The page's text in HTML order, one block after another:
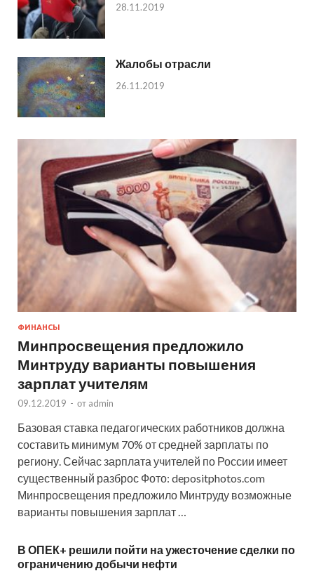
28.11.2019
Жалобы отрасли
26.11.2019
ФИНАНСЫ
Минпросвещения предложило
Минтруду варианты повышения
зарплат учителям
09.12.2019 - от admin
Базовая ставка педагогических работников должна
составить минимум 70% от средней зарплаты по
региону. Сейчас зарплата учителей по России имеет
существенный разброс Фото: depositphotos.com
Минпросвещения предложило Минтруду возможные
варианты повышения зарплат …
В ОПЕК+ решили пойти на ужесточение сделки по
ограничению добычи нефти